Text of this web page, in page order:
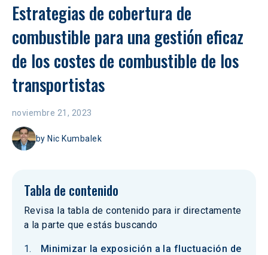
Estrategias de cobertura de
combustible para una gestión eficaz
de los costes de combustible de los
transportistas
noviembre 21, 2023
by Nic Kumbalek
Tabla de contenido
Revisa la tabla de contenido para ir directamente
a la parte que estás buscando
Minimizar la exposición a la fluctuación de